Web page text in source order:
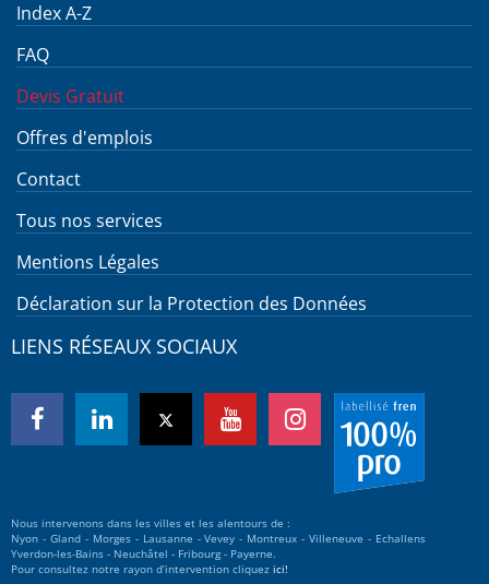
Index A-Z
FAQ
Devis Gratuit
Offres d'emplois
Contact
Tous nos services
Mentions Légales
Déclaration sur la Protection des Données
LIENS RÉSEAUX SOCIAUX
Nous intervenons dans les villes et les alentours de :
Nyon - Gland - Morges - Lausanne - Vevey - Montreux - Villeneuve - Echallens
Yverdon-les-Bains - Neuchâtel - Fribourg - Payerne.
Pour consultez notre rayon d’intervention cliquez ici!